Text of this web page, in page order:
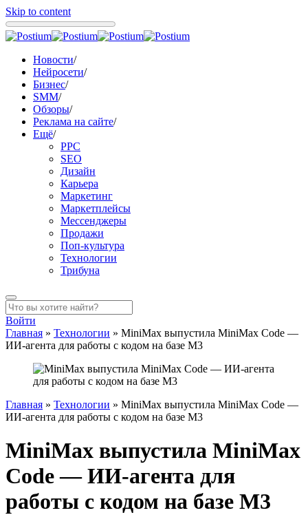
Skip to content
Новости/
Нейросети/
Бизнес/
SMM/
Обзоры/
Реклама на сайте/
Ещё/
PPC
SEO
Дизайн
Карьера
Маркетинг
Маркетплейсы
Мессенджеры
Продажи
Поп-культура
Технологии
Трибуна
Войти
Главная » Технологии » MiniMax выпустила MiniMax Code —
ИИ-агента для работы с кодом на базе M3
Главная » Технологии » MiniMax выпустила MiniMax Code —
ИИ-агента для работы с кодом на базе M3
MiniMax выпустила MiniMax
Code — ИИ-агента для
работы с кодом на базе M3